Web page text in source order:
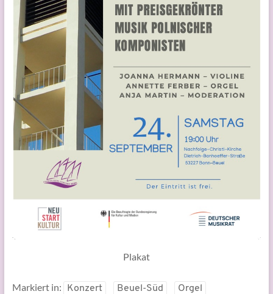
Plakat
Markiert in: Konzert Beuel-Süd Orgel